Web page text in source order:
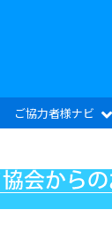
ご協力者様ナビ